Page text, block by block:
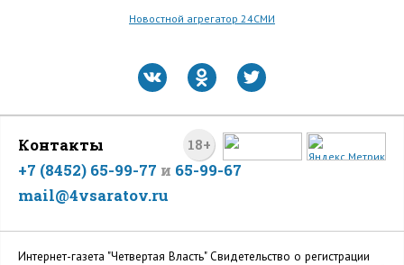
Новостной агрегатор 24СМИ
18+
Контакты
+7 (8452) 65-99-77 и 65-99-67
mail@4vsaratov.ru
Интернет-газета "Четвертая Власть" Cвидетельство о регистрации